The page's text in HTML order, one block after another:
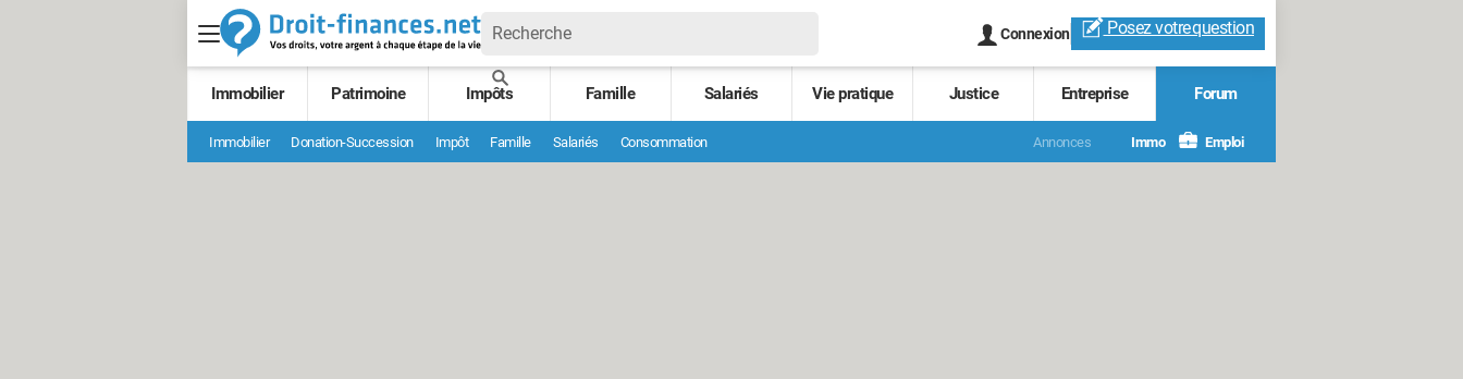
Connexion Posez votrequestion
Immobilier Patrimoine Impôts Famille Salariés Vie pratique Justice Entreprise Forum
Immobilier Donation-Succession Impôt Famille Salariés Consommation Annonces Immo Emploi